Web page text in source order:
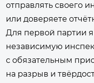
отправлять своего
или доверяете
Для первой партии
независимую
с обязательным
на разрыв и